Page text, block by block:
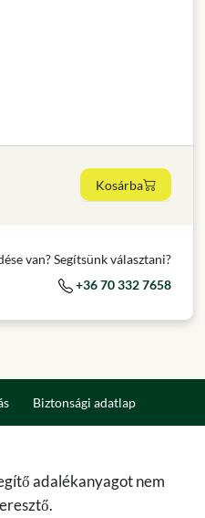
Kosárba
van? Segítsünk választani?
+36 70 332 7658
Biztonsági adatlap
adalékanyagot nem